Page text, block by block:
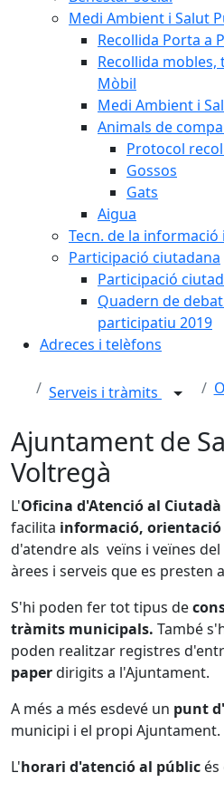
Medi Ambient i Salut
Recollida Porta a
Recollida mobles,
Mòbil
Medi Ambient i
Animals de
Protocol
Gossos
Gats
Aigua
Tecn. de la
Participació ciutadana
Participació
Quadern de
participatiu 2019
Adreces i telèfons
Serveis i tràmits
Ajuntament de
Voltregà
L'Oficina d'Atenció al Ciutadà
facilita informació, orientació
d'atendre als veïns i veïnes
àrees i serveis que es presten
S'hi poden fer tot tipus de
tràmits municipals. També
poden realitzar registres
paperdirigits a l'Ajuntament.
A més a més esdevé un punt
municipi i el propi Ajuntament.
L'horari d'atenció al públic